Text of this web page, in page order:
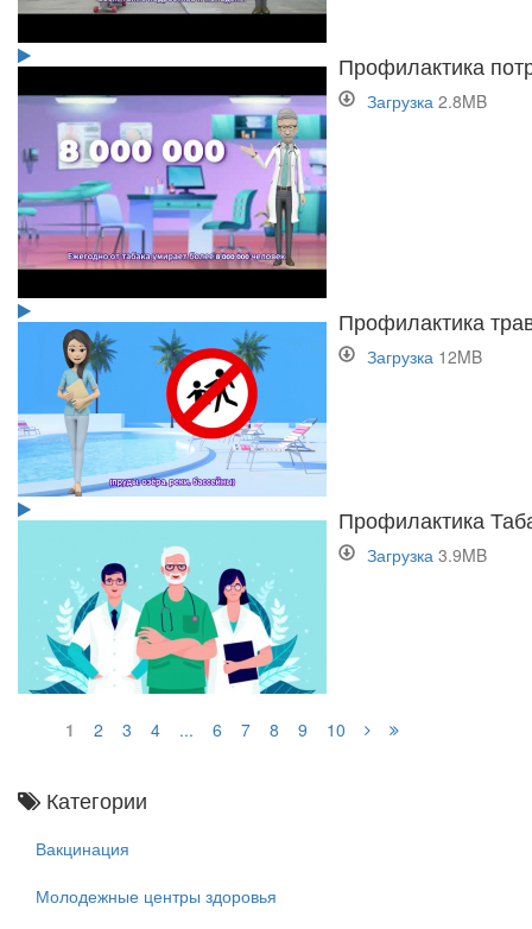
Профилактика
Загрузка 2.8MB
Профилактика
Загрузка 12MB
Профилактика
Загрузка 3.9MB
1 2 3 4 ... 6 7 8 9 10
Категории
Вакцинация
Молодежные центры здоровья